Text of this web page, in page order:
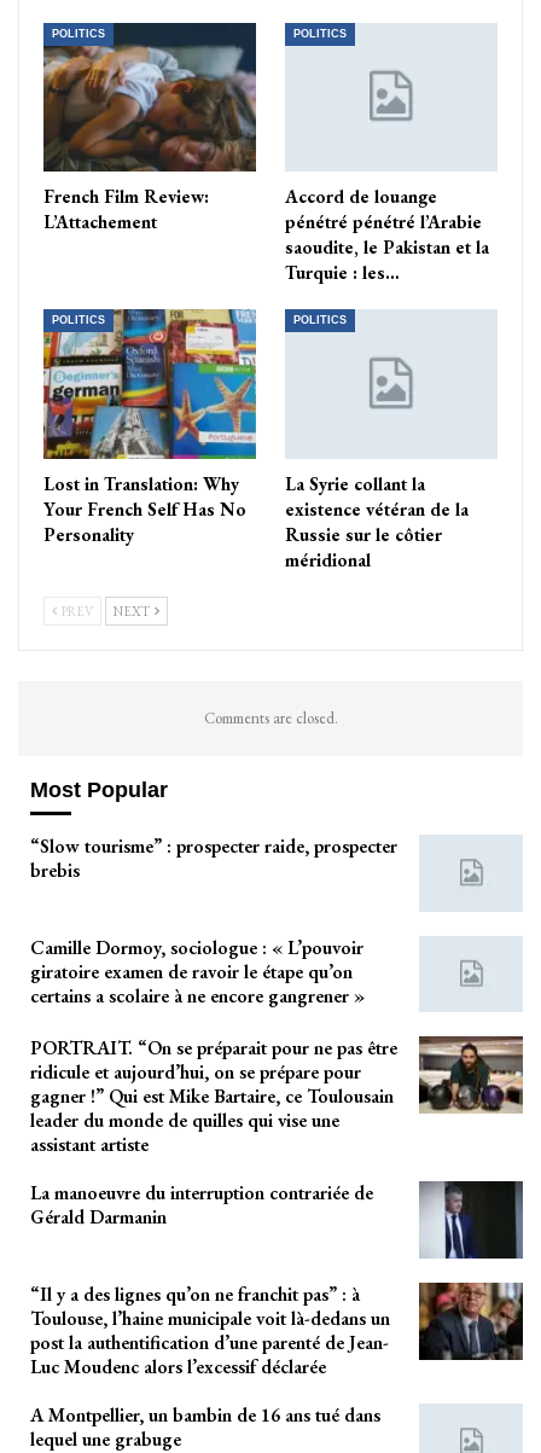
POLITICS
French Film Review:
L’Attachement
POLITICS
Accord de louange
pénétré pénétré l’Arabie
saoudite, le Pakistan et la
Turquie : les…
POLITICS
Lost in Translation: Why
Your French Self Has No
Personality
POLITICS
La Syrie collant la
existence vétéran de la
Russie sur le côtier
méridional
PREV NEXT
Comments are closed.
Most Popular
“Slow tourisme” : prospecter raide, prospecter
brebis
Camille Dormoy, sociologue : « L’pouvoir
giratoire examen de ravoir le étape qu’on
certains a scolaire à ne encore gangrener »
PORTRAIT. “On se préparait pour ne pas être
ridicule et aujourd’hui, on se prépare pour
gagner !” Qui est Mike Bartaire, ce Toulousain
leader du monde de quilles qui vise une
assistant artiste
La manoeuvre du interruption contrariée de
Gérald Darmanin
“Il y a des lignes qu’on ne franchit pas” : à
Toulouse, l’haine municipale voit là-dedans un
post la authentification d’une parenté de Jean-
Luc Moudenc alors l’excessif déclarée
A Montpellier, un bambin de 16 ans tué dans
lequel une grabuge